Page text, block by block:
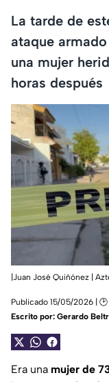
La tarde de
ataque
una mujer
horas después
|Juan José Quiñónez |
Publicado 15/05/2026 | 🕑
Escrito por: Gerardo
Era una mujer de